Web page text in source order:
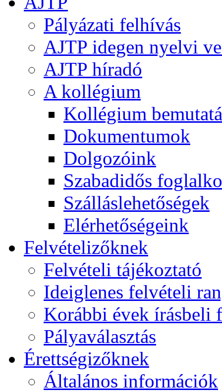
Pályázati felhívás
AJTP idegen nyelvi
AJTP híradó
A kollégium
Kollégium
Dokumentumok
Dolgozóink
Szabadidős
Szálláslehetőségek
Elérhetőségeink
Felvételizőknek
Felvételi tájékoztató
Ideiglenes felvételi
Korábbi évek írásbeli
Pályaválasztás
Érettségizőknek
Általános információk